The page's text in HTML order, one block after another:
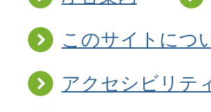
このサイトにつ
アクセシビリテ